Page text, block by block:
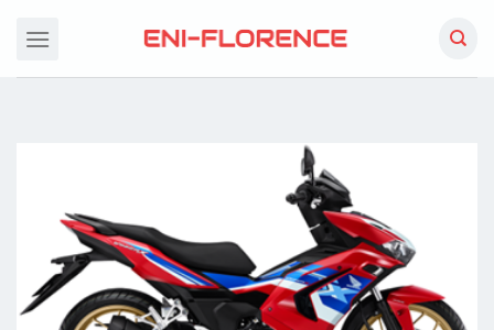
đến
dung